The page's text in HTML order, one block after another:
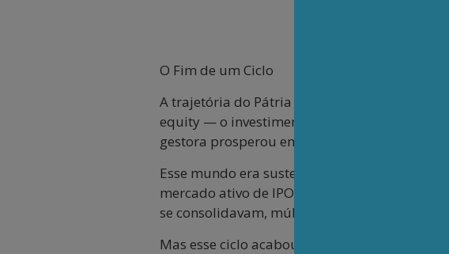
Ao clicar
O Fim de um Ciclo
A trajetória do Pátria ilustra a
equity — o investimento direto em empresas
gestora prosperou em um mundo que deixou
Esse mundo era sustentado por juros
mercado ativo de IPOs (oferta pública inicial
se consolidavam, múltiplos se expandiam, e
Mas esse ciclo acabou.